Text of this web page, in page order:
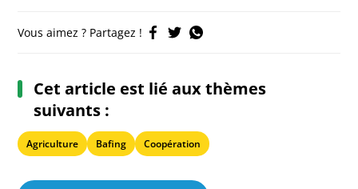
Vous aimez ? Partagez !
Cet article est lié aux thèmes
suivants :
Agriculture Bafing Coopération